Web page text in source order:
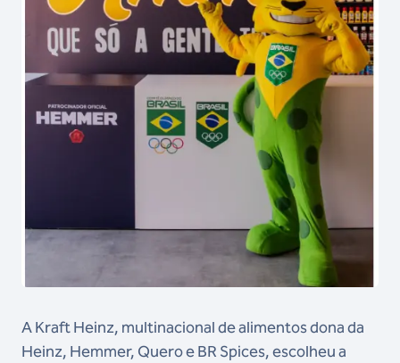
A Kraft Heinz, multinacional de alimentos dona da
Heinz, Hemmer, Quero e BR Spices, escolheu a